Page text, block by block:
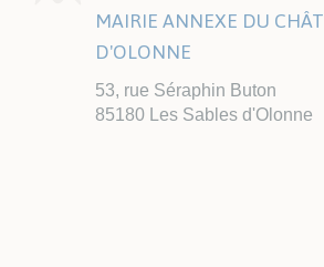
MAIRIE ANNEXE DU
D'OLONNE
53, rue Séraphin Buton
85180 Les Sables d'Olonne